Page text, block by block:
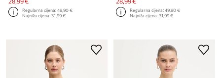
Regularna cijena:49,90 €
Najniža cijena:31,99 €
Regularna cijena:49,90 €
Najniža cijena:31,99 €